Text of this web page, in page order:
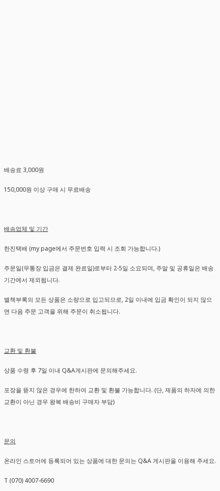
배송료 3,000원
150,000원 이상 구매 시 무료배송
배송업체 및 기간
한진택배 (my page에서 주문번호 입력 시 조회 가능합니다.)
주문일(무통장 입금은 결제 완료일)로부터 2-5일 소요되며, 주말 및 공휴일은 배송
기간에서 제외됩니다.
별책부록의 모든 상품은 소량으로 입고되므로, 2일 이내에 입금 확인이 되지 않으
면 다음 주문 고객을 위해 주문이 취소됩니다.
교환 및 환불
상품 수령 후 7일 이내 Q&A게시판에 문의해주세요.
포장을 뜯지 않은 경우에 한하여 교환 및 환불 가능합니다. (단, 제품의 하자에 의한
교환이 아닌 경우 왕복 배송비 구매자 부담)
문의
온라인 스토어에 등록되어 있는 상품에 대한 문의는 Q&A 게시판을 이용해 주세요.
T (070) 4007-6690